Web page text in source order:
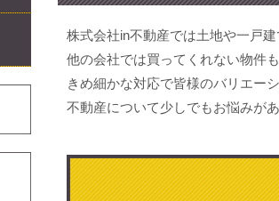
株式会社in不動産では土地や一戸
他の会社では買ってくれない物件
きめ細かな対応で皆様のバリエー
不動産について少しでもお悩みが